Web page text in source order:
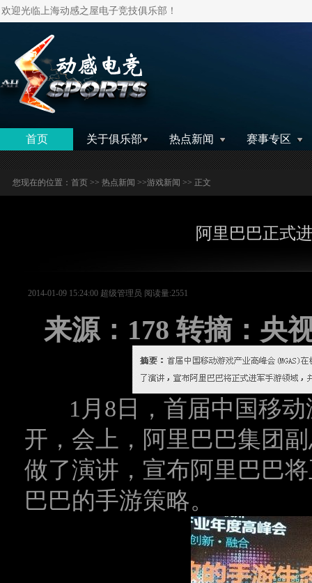
欢迎光临上海动感之屋电子竞技俱乐部！
首页 关于俱乐部 热点新闻 赛事专区
您现在的位置： 首页 >> 热点新闻 >>游戏新闻 >> 正文
阿里巴巴正式
2014-01-09 15:24:00 超级管理员 阅读量:2551
来源：178 转摘：央
1月8日，首届中国移动
开，会上，阿里巴巴集团
做了演讲，宣布阿里巴巴
巴巴的手游策略。